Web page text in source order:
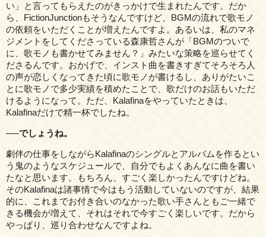
い」と言ってもらえたのがきっかけで生まれたんです。だか
ら、FictionJunctionもそうなんですけど、BGMの流れで歌モノ
の依頼をいただくことが増えたんですよ。あるいは、私のマネ
ジメントをしてくださっている森康哲さんが「BGMのついで
に、歌モノも書かせてみません？」みたいな策略を巡らせてく
ださるんです。おかげで、インスト曲を書きすぎてそろそろ人
の声が恋しくなってきた頃に歌モノが書けるし、ありがたいこ
とに歌モノで多少実績を積めたことで、歌だけのお話もいただ
けるようになって。ただ、Kalafinaをやっていたときは、
Kalafinaだけで精一杯でしたね。
──でしょうね。
劇伴の仕事をしながらKalafinaのシングルとアルバムを作るとい
う鬼のようなスケジュールで、自分でもよくあんなに曲を書い
たなと思います。もちろん、すごく楽しかったんですけどね。
そのKalafinaは諸事情で今はもう活動していないのですが、結果
的に、これまでお付き合いのなかった歌い手さんともご一緒で
きる機会が増えて、それはそれで今すごく楽しいです。だから
やっぱり、巡り合わせなんですよね。